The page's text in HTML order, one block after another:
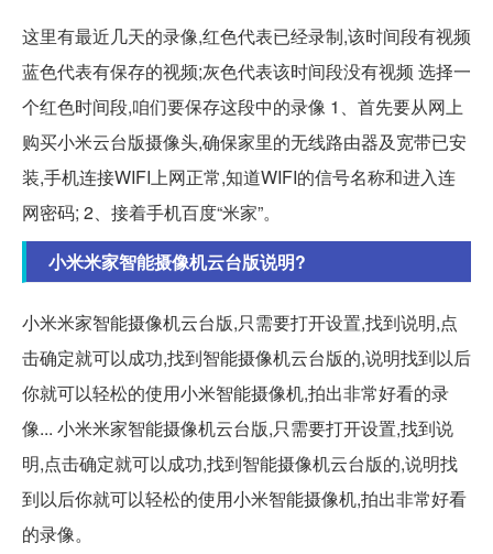
这里有最近几天的录像,红色代表已经录制,该时间段有视频
蓝色代表有保存的视频;灰色代表该时间段没有视频 选择一
个红色时间段,咱们要保存这段中的录像 1、首先要从网上
购买小米云台版摄像头,确保家里的无线路由器及宽带已安
装,手机连接WIFI上网正常,知道WIFI的信号名称和进入连
网密码; 2、接着手机百度“米家”。
小米米家智能摄像机云台版说明?
小米米家智能摄像机云台版,只需要打开设置,找到说明,点
击确定就可以成功,找到智能摄像机云台版的,说明找到以后
你就可以轻松的使用小米智能摄像机,拍出非常好看的录
像... 小米米家智能摄像机云台版,只需要打开设置,找到说
明,点击确定就可以成功,找到智能摄像机云台版的,说明找
到以后你就可以轻松的使用小米智能摄像机,拍出非常好看
的录像。